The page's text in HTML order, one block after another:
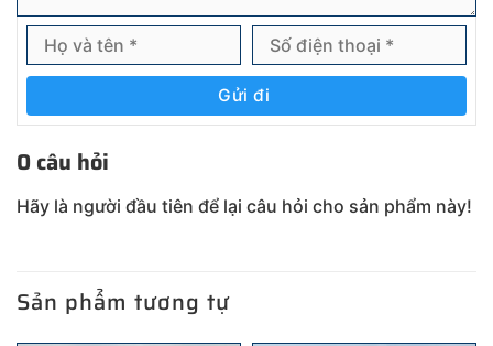
Gửi đi
0 câu hỏi
Hãy là người đầu tiên để lại câu hỏi cho sản phẩm này!
Sản phẩm tương tự